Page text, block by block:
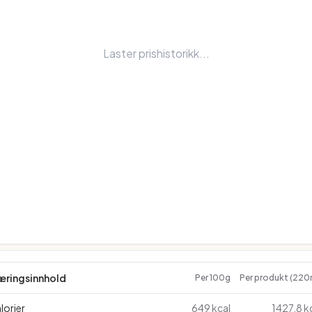
Laster prishistorikk...
Per 100g Per produkt
649 kcal 1427.8